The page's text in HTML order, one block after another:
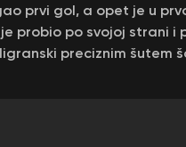
prvi gol, a opet je u
probio po svojoj strani
preciznim šutem